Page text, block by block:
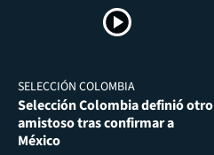
SELECCIÓN COLOMBIA
Selección Colombia definió otro
amistoso tras confirmar a
México